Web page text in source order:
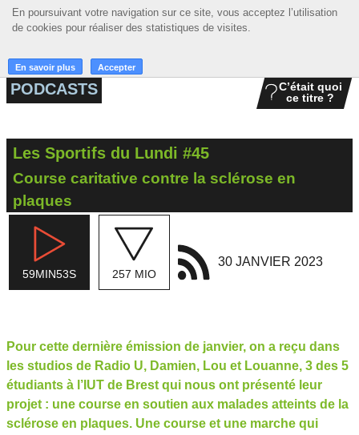
En poursuivant votre navigation sur ce site, vous acceptez l’utilisation
de cookies pour réaliser des statistiques de visites.
En savoir plus Accepter
En poursuivant votre navigation sur ce site, vous acceptez l’utilisation
de cookies pour réaliser des statistiques de visites.
En savoir plus Accepter
☰ MENU
ACCUEIL
MUSIQUE
ACTIONS
LA RADIO
PODCASTS
C’était quoi
ce titre ?
Les Sportifs du Lundi #45
Course caritative contre la sclérose en
plaques
59MIN53S 257 MIO
30 JANVIER 2023
Pour cette dernière émission de janvier, on a reçu dans
les studios de Radio U, Damien, Lou et Louanne, 3 des 5
étudiants à l’IUT de Brest qui nous ont présenté leur
projet : une course en soutien aux malades atteints de la
sclérose en plaques. Une course et une marche qui